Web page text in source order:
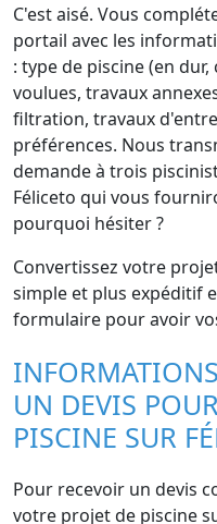
C'est aisé. Vous
portail avec les
: type de piscine (en
voulues, travaux
filtration, travaux
préférences. Nous
demande à trois
Féliceto qui vous
pourquoi hésiter ?
Convertissez votre
simple et plus expéditif
formulaire pour avoir
UN DEVIS
PISCINE SUR
Pour recevoir un devis
votre projet de piscine